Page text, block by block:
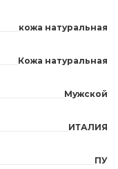
кожа натуральная
Кожа натуральная
Мужской
ИТАЛИЯ
ПУ